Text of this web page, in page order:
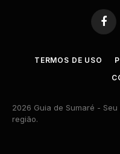
TERMOS DE USO
2026 Guia de Sumaré -
região.